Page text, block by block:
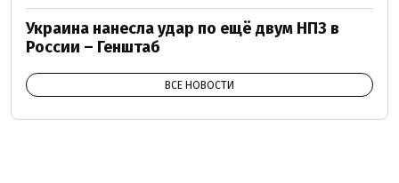
Украина нанесла удар по ещё двум НПЗ в
России – Генштаб
ВСЕ НОВОСТИ